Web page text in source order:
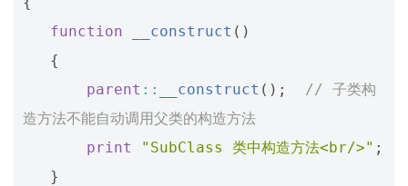
function
__construct ()
{
parent :: __construct ();
// 子类构
造方法不能自动调用父类的构造方法
print
"SubClass 类中构造方法<br/>" ;
}